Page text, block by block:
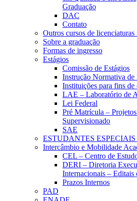
Graduação
DAC
Contato
Outros cursos de
Sobre a graduação
Formas de ingresso
Estágios
Comissão de Estágios
Instrução Normativa de
Instituições para fins de
LAE – Laboratório de
Lei Federal
Pré Matrícula –
Supervisionado
SAE
ESTUDANTES
Intercâmbio e Mobilidade
CEL – Centro de
DERI – Diretoria
Internacionais – Editais
Prazos Internos
PAD